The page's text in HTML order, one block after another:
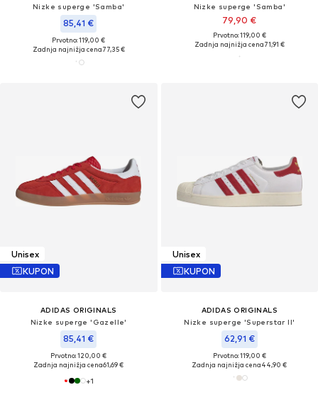
Nizke superge 'Samba'
85,41 €
Prvotno: 119,00 €
Zadnja najnižja cena77,35 €
Nizke superge 'Samba'
79,90 €
Prvotno: 119,00 €
Zadnja najnižja cena71,91 €
Unisex
KUPON
ADIDAS ORIGINALS
Nizke superge 'Gazelle'
85,41 €
Prvotno: 120,00 €
Zadnja najnižja cena61,69 €
+1
Unisex
KUPON
ADIDAS ORIGINALS
Nizke superge 'Superstar II'
62,91 €
Prvotno: 119,00 €
Zadnja najnižja cena44,90 €